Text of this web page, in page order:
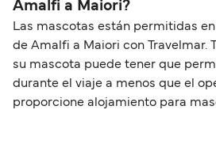
Amalfi a Maiori?
Las mascotas están permitidas
de Amalfi a Maiori con Travelmar.
su mascota puede tener que
durante el viaje a menos que el
proporcione alojamiento para